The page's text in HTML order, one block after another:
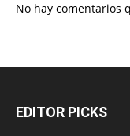
No hay comentarios
EDITOR PICKS